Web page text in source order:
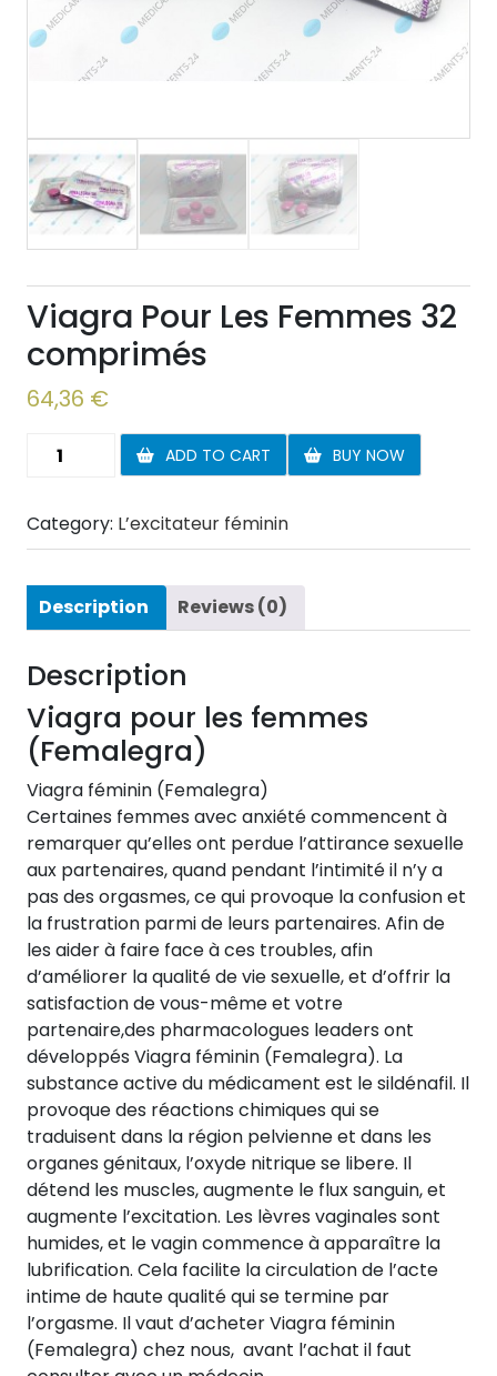
Viagra Pour Les Femmes 32
comprimés
64,36 €
Viagra
Femmes
32
quantity
ADD TO CART BUY NOW
Category: L’excitateur féminin
Description Reviews (0)
Description
Viagra pour les femmes
(Femalegra)
Viagra féminin (Femalegra)
Certaines femmes avec anxiété commencent à
remarquer qu’elles ont perdue l’attirance sexuelle
aux partenaires, quand pendant l’intimité il n’y a
pas des orgasmes, ce qui provoque la confusion et
la frustration parmi de leurs partenaires. Afin de
les aider à faire face à ces troubles, afin
d’améliorer la qualité de vie sexuelle, et d’offrir la
satisfaction de vous-même et votre
partenaire,des pharmacologues leaders ont
développés Viagra féminin (Femalegra). La
substance active du médicament est le sildénafil. Il
provoque des réactions chimiques qui se
traduisent dans la région pelvienne et dans les
organes génitaux, l’oxyde nitrique se libere. Il
détend les muscles, augmente le flux sanguin, et
augmente l’excitation. Les lèvres vaginales sont
humides, et le vagin commence à apparaître la
lubrification. Cela facilite la circulation de l’acte
intime de haute qualité qui se termine par
l’orgasme. Il vaut d’acheter Viagra féminin
(Femalegra) chez nous, avant l’achat il faut